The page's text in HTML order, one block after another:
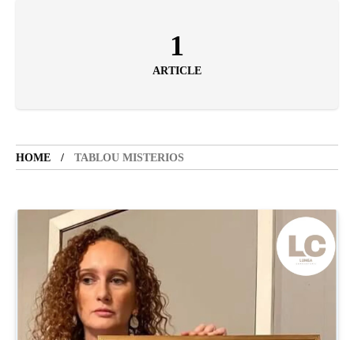
1
ARTICLE
HOME TABLOU MISTERIOS
ENGLISH
CONTENT
SANATATE
SI
INGRIJIRE